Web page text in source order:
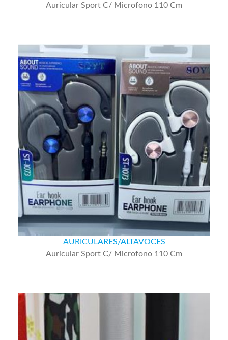
Auricular Sport C/ Microfono 110 Cm
AURICULARES/ALTAVOCES
Auricular Sport C/ Microfono 110 Cm